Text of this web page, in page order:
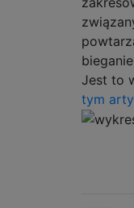
Jest to
tym